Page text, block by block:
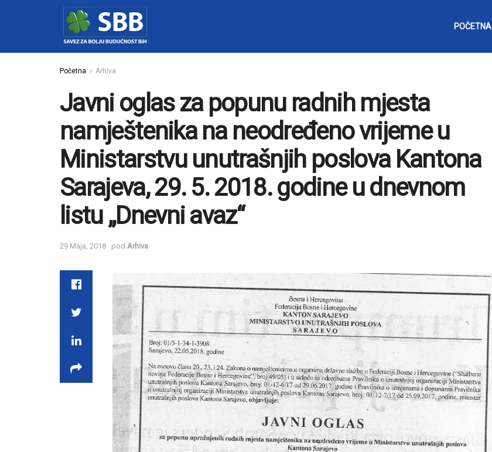
POČETNA
Početna Arhiva
Javni oglas za popunu radnih mjesta
namještenika na neodređeno vrijeme u
Ministarstvu unutrašnjih poslova Kantona
Sarajeva, 29. 5. 2018. godine u dnevnom
listu „Dnevni avaz“
29 Maja, 2018 pod Arhiva